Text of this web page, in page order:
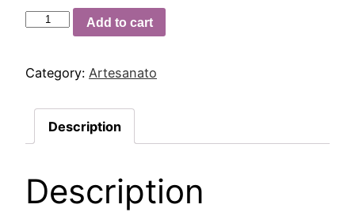
Add to cart
Category: Artesanato
Description
Description